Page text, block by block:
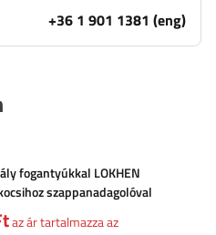
+36 1 901 1381 (eng)
fogantyúkkal LOKHEN
szappanadagolóval
az ár tartalmazza az